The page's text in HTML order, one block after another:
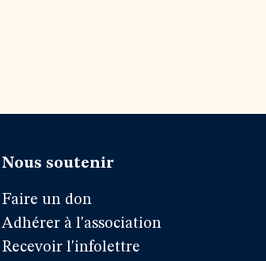
Nous soutenir
Faire un don
Adhérer à l'association
Recevoir l'infolettre